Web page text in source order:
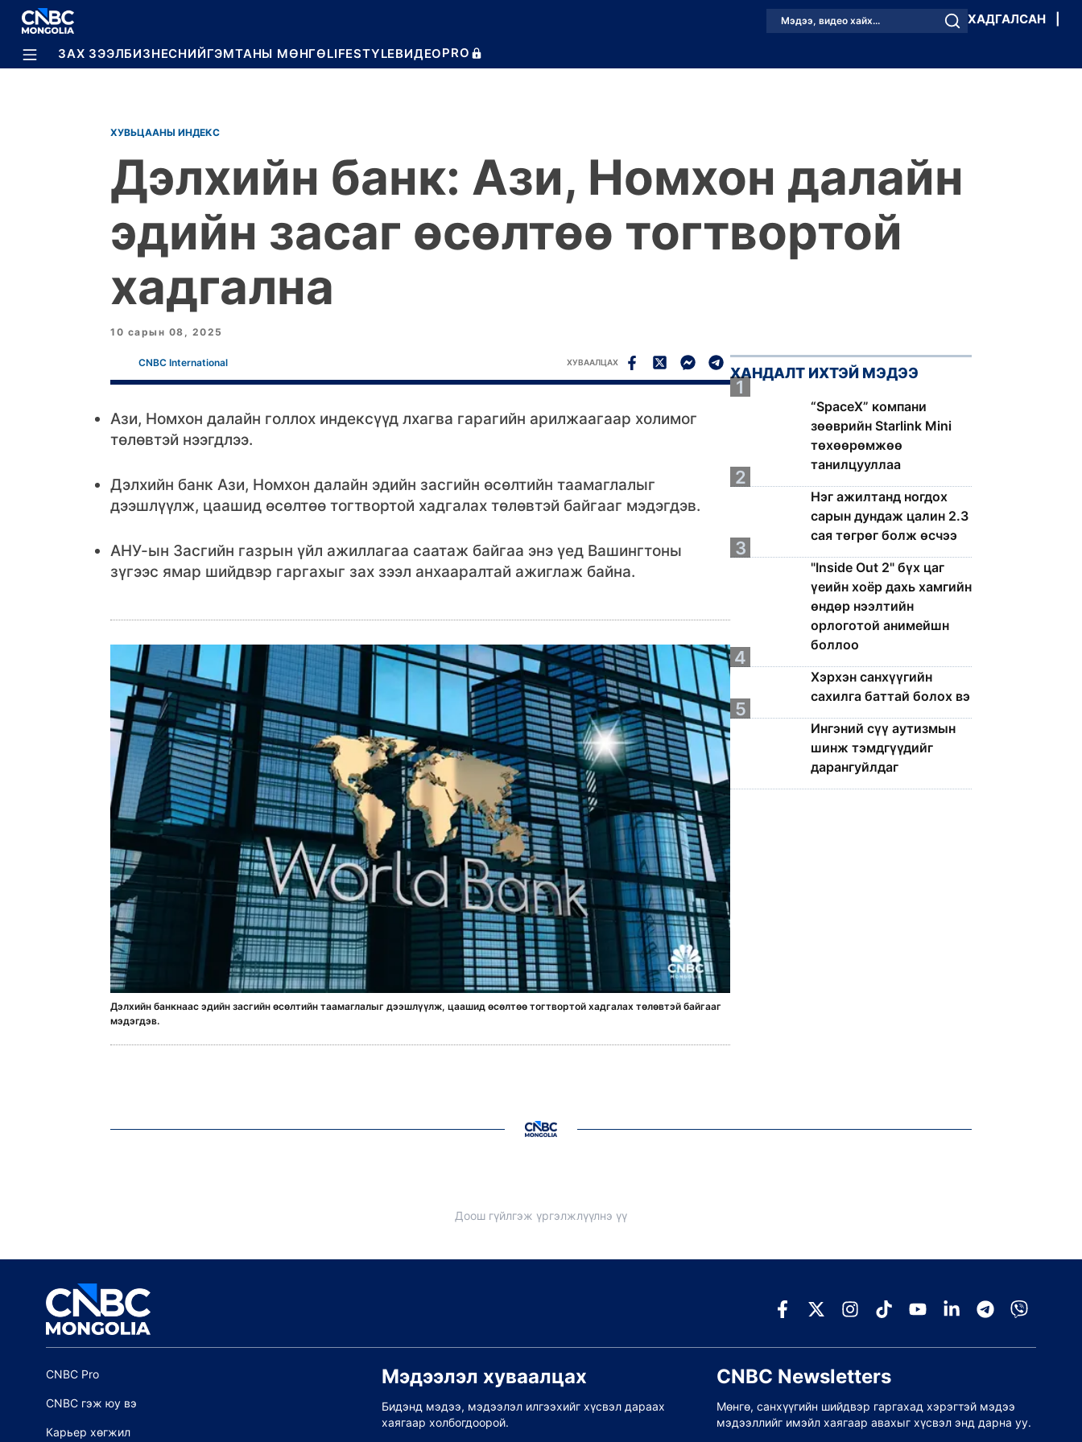
BREAKING
Мэдээ, видео хайх... ХАДГАЛСАН
ЗАХ ЗЭЭЛБИЗНЕСНИЙГЭМТАНЫ МӨНГӨLIFESTYLEВИДЕОPRO
ХУВЬЦААНЫ ИНДЕКС
Дэлхийн банк: Ази, Номхон далайн
эдийн засаг өсөлтөө тогтвортой
хадгална
10 сарын 08, 2025
CNBC International ХУВААЛЦАХ
Ази, Номхон далайн голлох индексүүд лхагва гарагийн арилжаагаар холимог
төлөвтэй нээгдлээ.
Дэлхийн банк Ази, Номхон далайн эдийн засгийн өсөлтийн таамаглалыг
дээшлүүлж, цаашид өсөлтөө тогтвортой хадгалах төлөвтэй байгааг мэдэгдэв.
АНУ-ын Засгийн газрын үйл ажиллагаа саатаж байгаа энэ үед Вашингтоны
зүгээс ямар шийдвэр гаргахыг зах зээл анхааралтай ажиглаж байна.
Дэлхийн банкнаас эдийн засгийн өсөлтийн таамаглалыг дээшлүүлж, цаашид өсөлтөө тогтвортой хадгалах төлөвтэй байгааг
мэдэгдэв.
ХАНДАЛТ ИХТЭЙ МЭДЭЭ
1
“SpaceX” компани
зөөврийн Starlink Mini
төхөөрөмжөө
танилцууллаа
2
Нэг ажилтанд ногдох
сарын дундаж цалин 2.3
сая төгрөг болж өсчээ
3
"Inside Out 2" бүх цаг
үеийн хоёр дахь хамгийн
өндөр нээлтийн
орлоготой анимейшн
боллоо
4
Хэрхэн санхүүгийн
сахилга баттай болох вэ
5
Ингэний сүү аутизмын
шинж тэмдгүүдийг
дарангуйлдаг
Доош гүйлгэж үргэлжлүүлнэ үү
CNBC Pro
CNBC гэж юу вэ
Карьер хөгжил
Мэдээлэл хуваалцах
Бидэнд мэдээ, мэдээлэл илгээхийг хүсвэл дараах
хаягаар холбогдоорой.
CNBC Newsletters
Мөнгө, санхүүгийн шийдвэр гаргахад хэрэгтэй мэдээ
мэдээллийг имэйл хаягаар авахыг хүсвэл энд дарна уу.